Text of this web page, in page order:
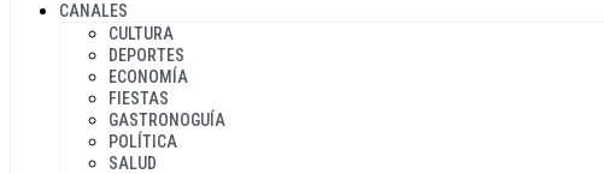
CANALES
CULTURA
DEPORTES
ECONOMÍA
FIESTAS
GASTRONOGUÍA
POLÍTICA
SALUD